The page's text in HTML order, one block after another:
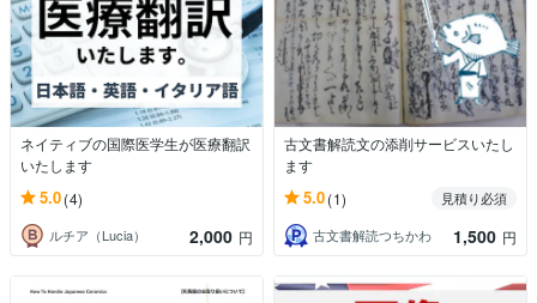
ネイティブの国際医学生が医療翻訳
いたします
5.0(4)
ルチア（Lucia） 2,000 円
古文書解読文の添削サービスいたし
ます
5.0(1)
見積り必須
古文書解読つちかわ
1,500 円